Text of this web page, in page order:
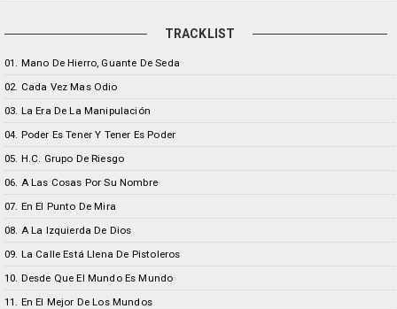
TRACKLIST
01. Mano De Hierro, Guante De Seda
02. Cada Vez Mas Odio
03. La Era De La Manipulación
04. Poder Es Tener Y Tener Es Poder
05. H.C. Grupo De Riesgo
06. A Las Cosas Por Su Nombre
07. En El Punto De Mira
08. A La Izquierda De Dios
09. La Calle Está Llena De Pistoleros
10. Desde Que El Mundo Es Mundo
11. En El Mejor De Los Mundos